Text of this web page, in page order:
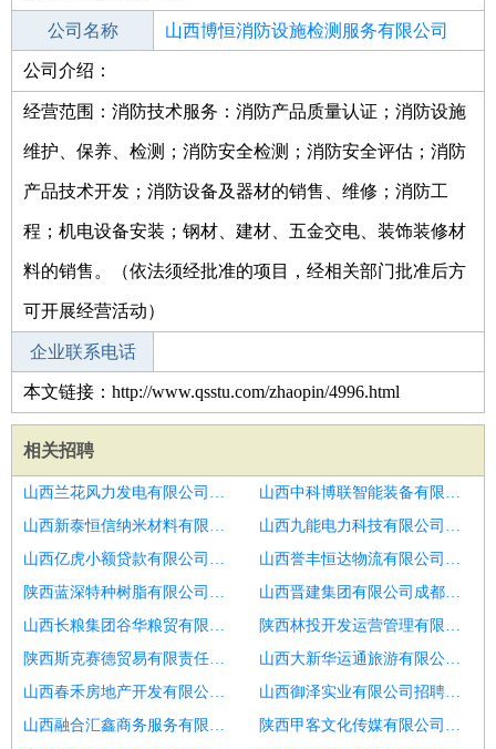
公司名称 山西博恒消防设施检测服务有限公司
公司类型
公司介绍：
经营范围：消防技术服务：消防产品质量认证；消防设施
维护、保养、检测；消防安全检测；消防安全评估；消防
产品技术开发；消防设备及器材的销售、维修；消防工
程；机电设备安装；钢材、建材、五金交电、装饰装修材
料的销售。（依法须经批准的项目，经相关部门批准后方
可开展经营活动）
企业联系电话
本文链接：http://www.qsstu.com/zhaopin/4996.html
相关招聘
山西兰花风力发电有限公司招聘怡莱酒店总经理
山西中科博联智能装备有限公司招聘招蜡形师傅
山西新泰恒信纳米材料有限公司招聘行政人事部经理
山西九能电力科技有限公司招聘分公司副总经理
山西亿虎小额贷款有限公司招聘开发报建员
山西誉丰恒达物流有限公司招聘地产公司总经理
陕西蓝深特种树脂有限公司招聘副总经理
山西晋建集团有限公司成都分公司招聘组织部
山西长粮集团谷华粮贸有限责任公司招聘预结算经理成本经理商务经理
陕西林投开发运营管理有限公司招聘人寿保险代理有限公司总经理
陕西斯克赛德贸易有限责任公司招聘营销
山西大新华运通旅游有限公司招聘竞标专员
山西春禾房地产开发有限公司招聘格林东方酒店总经理
山西御泽实业有限公司招聘欢阁品牌
山西融合汇鑫商务服务有限公司招聘酒店总经理
陕西甲客文化传媒有限公司招聘格林豪泰酒店总经理